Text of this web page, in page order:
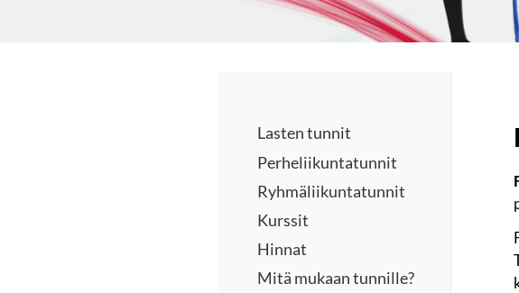
Lasten tunnit
Perheliikuntatunnit
Ryhmäliikuntatunnit
Kurssit
Hinnat
Mitä mukaan tunnille?